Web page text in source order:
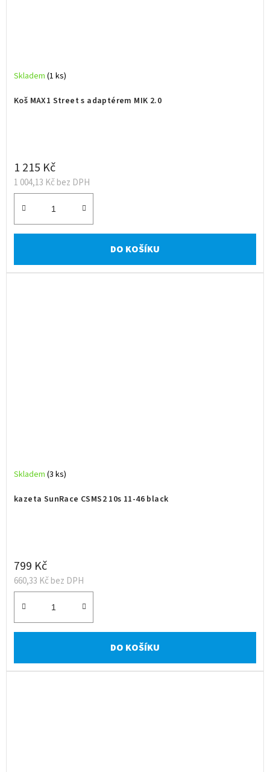
Koš MAX1 Street s adaptérem MIK 2.0
Skladem (1 ks)
1 004,13 Kč bez DPH
1 215 Kč
DO KOŠÍKU
kazeta SunRace CSMS2 10s 11-46 black
Skladem (3 ks)
660,33 Kč bez DPH
799 Kč
DO KOŠÍKU